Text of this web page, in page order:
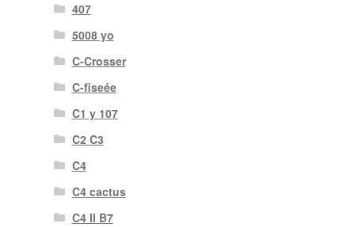
407
5008 yo
C-Crosser
C-fiseée
C1 y 107
C2 C3
C4
C4 cactus
C4 II B7